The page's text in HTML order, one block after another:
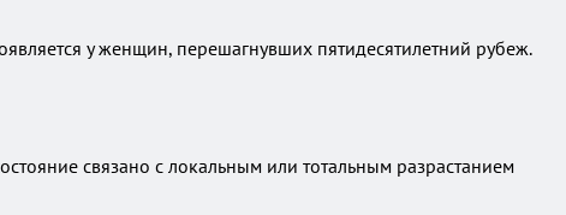
у женщин, перешагнувших пятидесятилетний рубеж.
связано с локальным или тотальным разрастанием